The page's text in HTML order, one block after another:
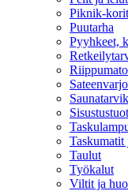
Piknik-
Puutarha
Pyyhkeet,
Taskumatit
Taulut
Työkalut
Viltit ja